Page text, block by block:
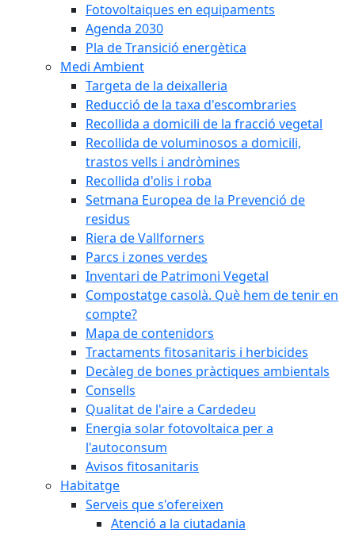
Fotovoltaiques en equipaments
Agenda 2030
Pla de Transició energètica
Medi Ambient
Targeta de la deixalleria
Reducció de la taxa d'escombraries
Recollida a domicili de la fracció vegetal
Recollida de voluminosos a domicili,
trastos vells i andròmines
Recollida d'olis i roba
Setmana Europea de la Prevenció de
residus
Riera de Vallforners
Parcs i zones verdes
Inventari de Patrimoni Vegetal
Compostatge casolà. Què hem de tenir en
compte?
Mapa de contenidors
Tractaments fitosanitaris i herbicides
Decàleg de bones pràctiques ambientals
Consells
Qualitat de l'aire a Cardedeu
Energia solar fotovoltaica per a
l'autoconsum
Avisos fitosanitaris
Habitatge
Serveis que s'ofereixen
Atenció a la ciutadania